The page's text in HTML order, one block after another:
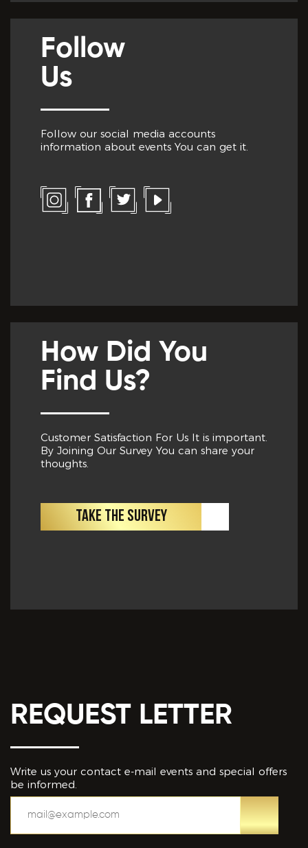
Follow
Us
Follow our social media accounts
information about events You can get it.
How Did You
Find Us?
Customer Satisfaction For Us It is important.
By Joining Our Survey You can share your
thoughts.
TAKE THE SURVEY
REQUEST LETTER
Write us your contact e-mail events and special offers
be informed.